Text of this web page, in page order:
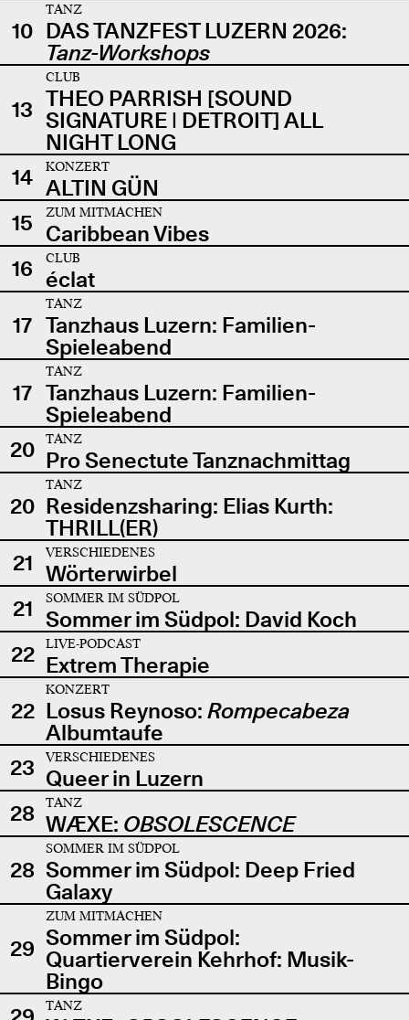
10
TANZ
DAS TANZFEST LUZERN 2026:
Tanz-Workshops
13
CLUB
THEO PARRISH [SOUND
SIGNATURE | DETROIT] ALL
NIGHT LONG
14
KONZERT
ALTIN GÜN
15
ZUM MITMACHEN
Caribbean Vibes
16
CLUB
éclat
17
TANZ
Tanzhaus Luzern: Familien-
Spieleabend
17
TANZ
Tanzhaus Luzern: Familien-
Spieleabend
20
TANZ
Pro Senectute Tanznachmittag
20
TANZ
Residenzsharing: Elias Kurth:
THRILL(ER)
21
VERSCHIEDENES
Wörterwirbel
21
SOMMER IM SÜDPOL
Sommer im Südpol: David Koch
22
LIVE-PODCAST
Extrem Therapie
22
KONZERT
Losus Reynoso: Rompecabeza
Albumtaufe
23
VERSCHIEDENES
Queer in Luzern
28
TANZ
WÆXE: OBSOLESCENCE
28
SOMMER IM SÜDPOL
Sommer im Südpol: Deep Fried
Galaxy
29
ZUM MITMACHEN
Sommer im Südpol:
Quartierverein Kehrhof: Musik-
Bingo
TANZ